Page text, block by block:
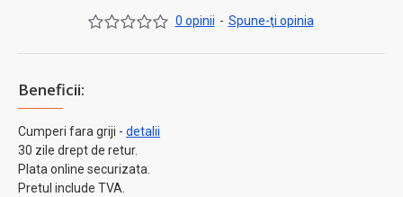
Beneficii:
Cumperi fara griji - detalii
30 zile drept de retur.
Plata online securizata.
Pretul include TVA.
0 opinii - Spune-ţi opinia